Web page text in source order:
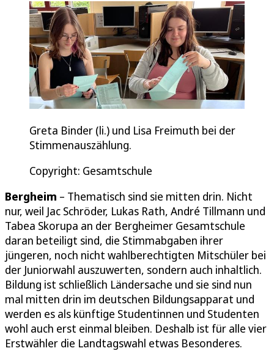
Greta Binder (li.) und Lisa Freimuth bei der
Stimmenauszählung.
Copyright: Gesamtschule
Bergheim – Thematisch sind sie mitten drin. Nicht
nur, weil Jac Schröder, Lukas Rath, André Tillmann und
Tabea Skorupa an der Bergheimer Gesamtschule
daran beteiligt sind, die Stimmabgaben ihrer
jüngeren, noch nicht wahlberechtigten Mitschüler bei
der Juniorwahl auszuwerten, sondern auch inhaltlich.
Bildung ist schließlich Ländersache und sie sind nun
mal mitten drin im deutschen Bildungsapparat und
werden es als künftige Studentinnen und Studenten
wohl auch erst einmal bleiben. Deshalb ist für alle vier
Erstwähler die Landtagswahl etwas Besonderes.